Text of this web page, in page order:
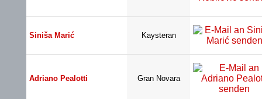
Siniša Marić Kaysteran
Adriano Pealotti Gran Novara